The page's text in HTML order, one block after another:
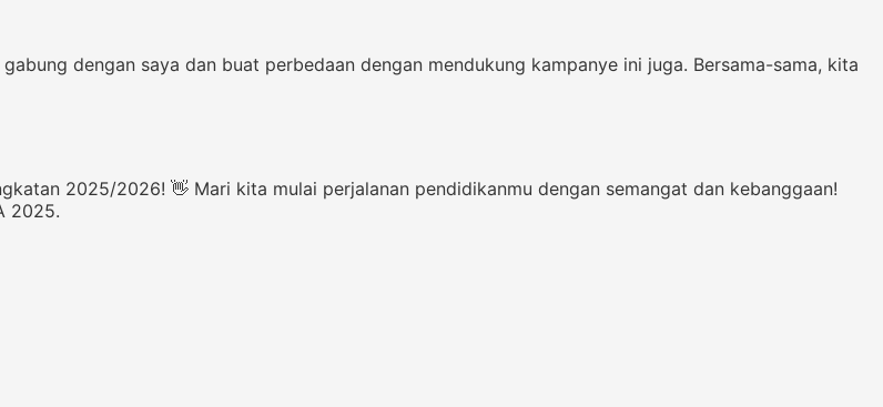
dengan saya dan buat perbedaan dengan mendukung kampanye ini juga. Bersama-sama, kita
2025/2026! 👋 Mari kita mulai perjalanan pendidikanmu dengan semangat dan kebanggaan!
2025.